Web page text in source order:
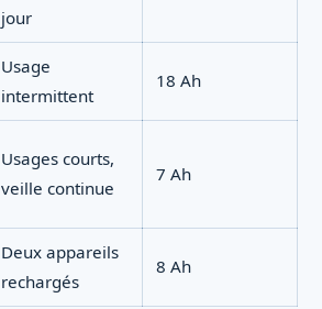
jour
Usage
intermittent
18 Ah
Usages courts,
veille continue
7 Ah
Deux appareils
rechargés
8 Ah